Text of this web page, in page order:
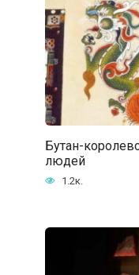
Бутан-
людей
1.2к.